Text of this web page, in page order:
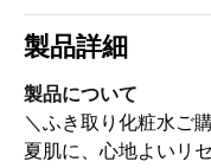
製品詳細
製品について
＼ふき取り化粧水ご
夏肌に、心地よいリ